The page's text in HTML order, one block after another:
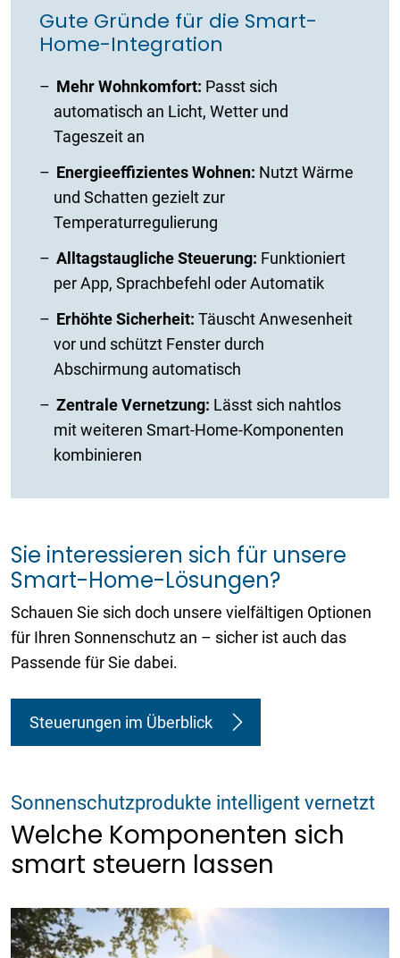
Gute Gründe für die Smart-
Home-Integration
Mehr Wohnkomfort: Passt sich
automatisch an Licht, Wetter und
Tageszeit an
Energieeffizientes Wohnen: Nutzt Wärme
und Schatten gezielt zur
Temperaturregulierung
Alltagstaugliche Steuerung: Funktioniert
per App, Sprachbefehl oder Automatik
Erhöhte Sicherheit: Täuscht Anwesenheit
vor und schützt Fenster durch
Abschirmung automatisch
Zentrale Vernetzung: Lässt sich nahtlos
mit weiteren Smart-Home-Komponenten
kombinieren
Sie interessieren sich für unsere
Smart-Home-Lösungen?
Schauen Sie sich doch unsere vielfältigen Optionen
für Ihren Sonnenschutz an – sicher ist auch das
Passende für Sie dabei.
Steuerungen im Überblick
Sonnenschutzprodukte intelligent vernetzt
Welche Komponenten sich
smart steuern lassen